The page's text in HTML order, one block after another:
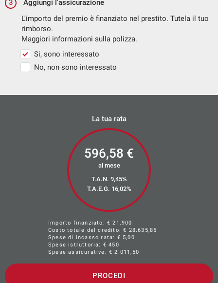
3
Aggiungi l'assicurazione
L'importo del premio è finanziato nel prestito. Tutela il tuo
rimborso.
Maggiori informazioni sulla polizza.
Si, sono interessato
No, non sono interessato
La tua rata
596,58 €
al mese
T.A.N. 9,45%
T.A.E.G. 16,02%
Importo finanziato: €21.900
Costo totale del credito: € 28.635,85
Spese di incasso rata: € 5,00
Spese istruttoria: € 450
Spese assicurative: €2.011,50
PROCEDI